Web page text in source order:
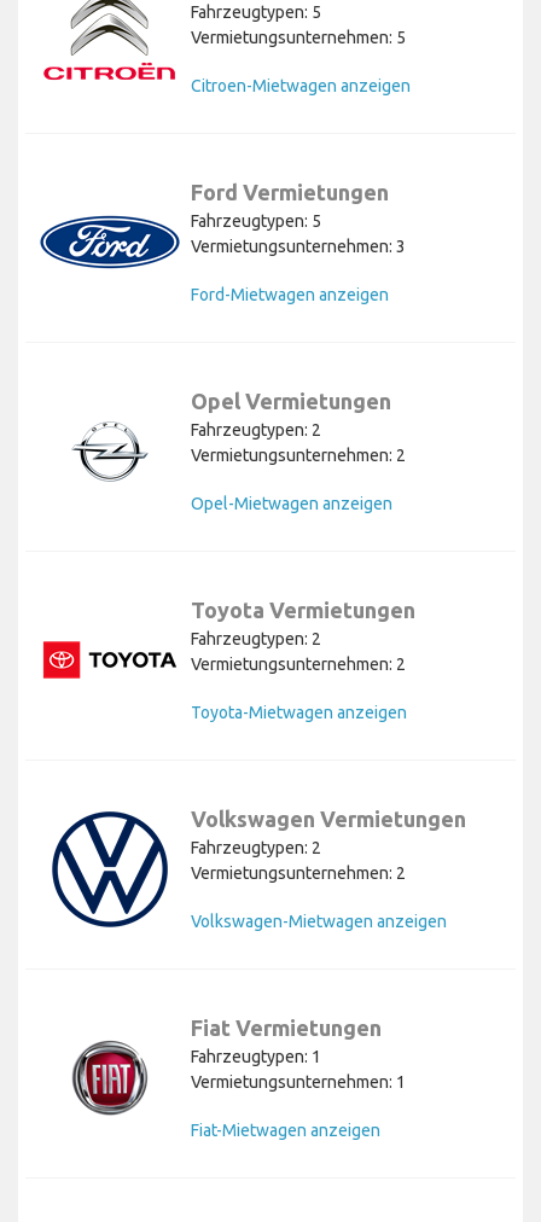
Fahrzeugtypen: 5
Vermietungsunternehmen: 5
Citroen-Mietwagen anzeigen
Ford Vermietungen
Fahrzeugtypen: 5
Vermietungsunternehmen: 3
Ford-Mietwagen anzeigen
Opel Vermietungen
Fahrzeugtypen: 2
Vermietungsunternehmen: 2
Opel-Mietwagen anzeigen
Toyota Vermietungen
Fahrzeugtypen: 2
Vermietungsunternehmen: 2
Toyota-Mietwagen anzeigen
Volkswagen Vermietungen
Fahrzeugtypen: 2
Vermietungsunternehmen: 2
Volkswagen-Mietwagen anzeigen
Fiat Vermietungen
Fahrzeugtypen: 1
Vermietungsunternehmen: 1
Fiat-Mietwagen anzeigen